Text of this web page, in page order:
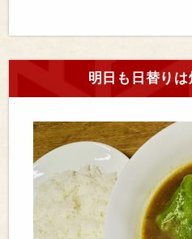
明日も日替りは